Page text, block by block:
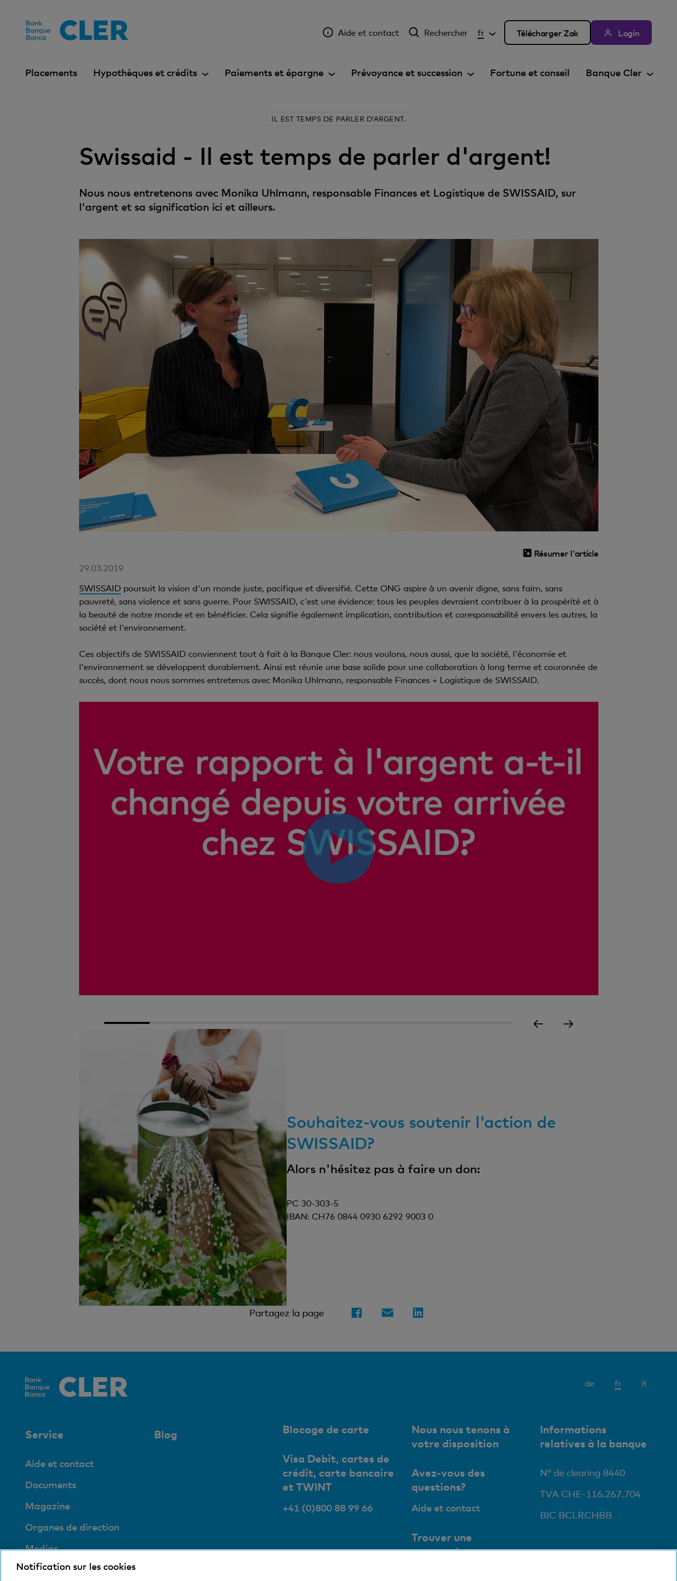
Aide et contact Rechercher fr Télécharger Zak Login
Placements Hypothèques et crédits Paiements et épargne Prévoyance et succession Fortune et conseil Banque Cler
IL EST TEMPS DE PARLER D’ARGENT.
Swissaid - Il est temps de parler d'argent!
Nous nous entretenons avec Monika Uhlmann, responsable Finances et Logistique de SWISSAID, sur
l'argent et sa signification ici et ailleurs.
Résumer l'article
29.03.2019
SWISSAIDpoursuit la vision d'un monde juste, pacifique et diversifié. Cette ONG aspire à un avenir digne, sans faim, sans
pauvreté, sans violence et sans guerre. Pour SWISSAID, c'est une évidence: tous les peuples devraient contribuer à la prospérité et à
la beauté de notre monde et en bénéficier. Cela signifie également implication, contribution et coresponsabilité envers les autres, la
société et l'environnement.
Ces objectifs de SWISSAID conviennent tout à fait à la Banque Cler: nous voulons, nous aussi, que la société, l'économie et
l'environnement se développent durablement. Ainsi est réunie une base solide pour une collaboration à long terme et couronnée de
succès, dont nous nous sommes entretenus avec Monika Uhlmann, responsable Finances + Logistique de SWISSAID.
1
Souhaitez-vous soutenir l'action de
SWISSAID?
Alors n'hésitez pas à faire un don:
PC 30-303-5
IBAN: CH76 0844 0930 6292 9003 0
Partagez la page
de frElément
it
Service
Aide et contact
Documents
Magazine
Organes de direction
Medias
Social et compatible
Blog Blocage de carte
Visa Debit, cartes de
crédit, carte bancaire
et TWINT
+41 (0)800 88 99 66
Nous nous tenons à
votre disposition
Avez-vous des
questions?
Aide et contact
Trouver une
succursale
Informations
relatives à la banque
N° de clearing 8440
TVA CHE-116.267.704
BIC BCLRCHBB
Notification sur les cookies